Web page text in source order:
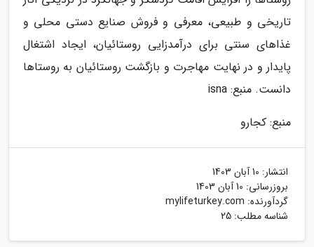
تاریخی و طبیعی، معرفی و فروش صنایع دستی محلی و
غذاهای سنتی برای درآمدزایی روستائیان، ایجاد اشتغال
پایدار و در نهایت مهاجرت و بازگشت روستائیان به روستاها
دانست. منبع: isna
منبع: کجارو
انتشار: 10 آبان 1403
بروزرسانی: 10 آبان 1403
گردآورنده: mylifeturkey.com
شناسه مطلب: 25